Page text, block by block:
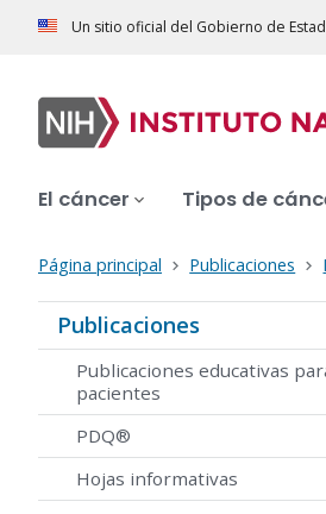
Un sitio oficial del Gobierno de
El cáncer Tipos de
Página principal Publicaciones
Publicaciones
Publicaciones educativas
pacientes
PDQ®
Hojas informativas